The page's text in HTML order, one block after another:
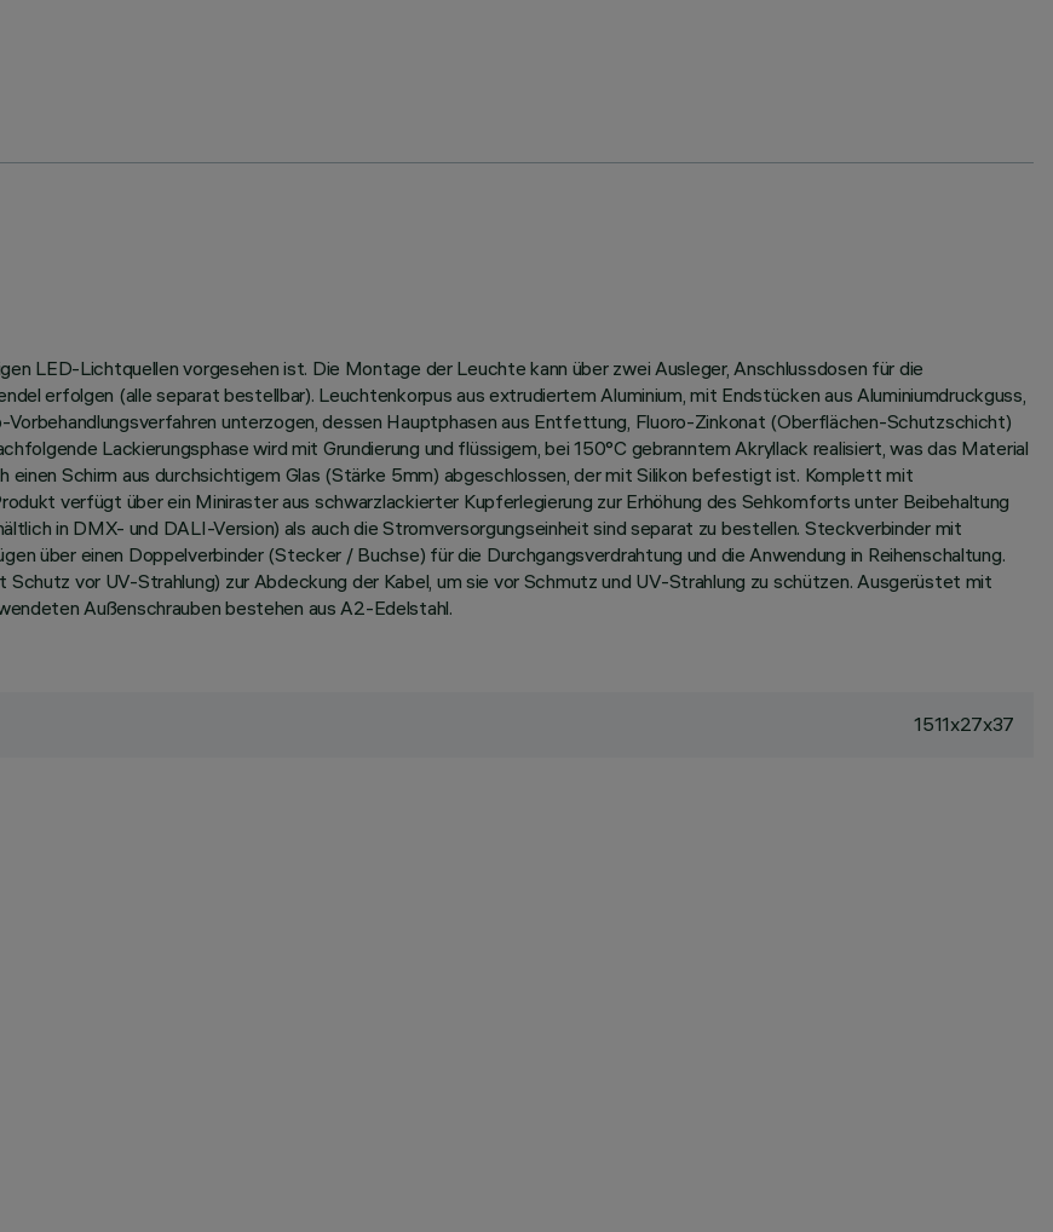
LED-Lichtquellen vorgesehen ist. Die Montage der Leuchte kann über zwei Ausleger, Anschlussdosen für die
erfolgen (alle separat bestellbar). Leuchtenkorpus aus extrudiertem Aluminium, mit Endstücken aus Aluminiumdruckguss,
unterzogen, dessen Hauptphasen aus Entfettung, Fluoro-Zinkonat (Oberflächen-Schutzschicht)
Lackierungsphase wird mit Grundierung und flüssigem, bei 150°C gebranntem Akryllack realisiert, was das Material
Schirm aus durchsichtigem Glas (Stärke 5mm) abgeschlossen, der mit Silikon befestigt ist. Komplett mit
verfügt über ein Miniraster aus schwarzlackierter Kupferlegierung zur Erhöhung des Sehkomforts unter Beibehaltung
in DMX- und DALI-Version) als auch die Stromversorgungseinheit sind separat zu bestellen. Steckverbinder mit
über einen Doppelverbinder (Stecker / Buchse) für die Durchgangsverdrahtung und die Anwendung in Reihenschaltung.
vor UV-Strahlung) zur Abdeckung der Kabel, um sie vor Schmutz und UV-Strahlung zu schützen. Ausgerüstet mit
Außenschrauben bestehen aus A2-Edelstahl.
1511x27x37